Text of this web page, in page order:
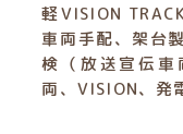
軽VISION
車両手配、架台
検（放送宣伝車
両、VISION、発